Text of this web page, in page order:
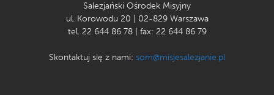
Salezjański Ośrodek Misyjny
ul. Korowodu 20 | 02-829 Warszawa
tel. 22 644 86 78 | fax: 22 644 86 79
Skontaktuj się z nami: som@misjesalezjanie.pl